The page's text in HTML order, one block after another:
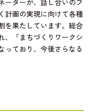
ーターが、話し合いのフ
計画の実現に向けて各種
を果たしています。総合
、「まちづくりワークシ
っており、今後さらなる